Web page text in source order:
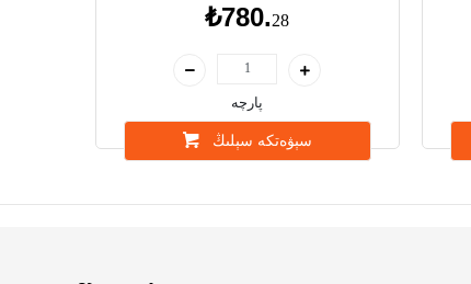
₺780.28
پارچە
سېۋەتكە سېلىڭ